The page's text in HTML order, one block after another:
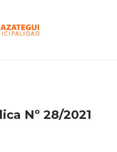
Nº 28/2021